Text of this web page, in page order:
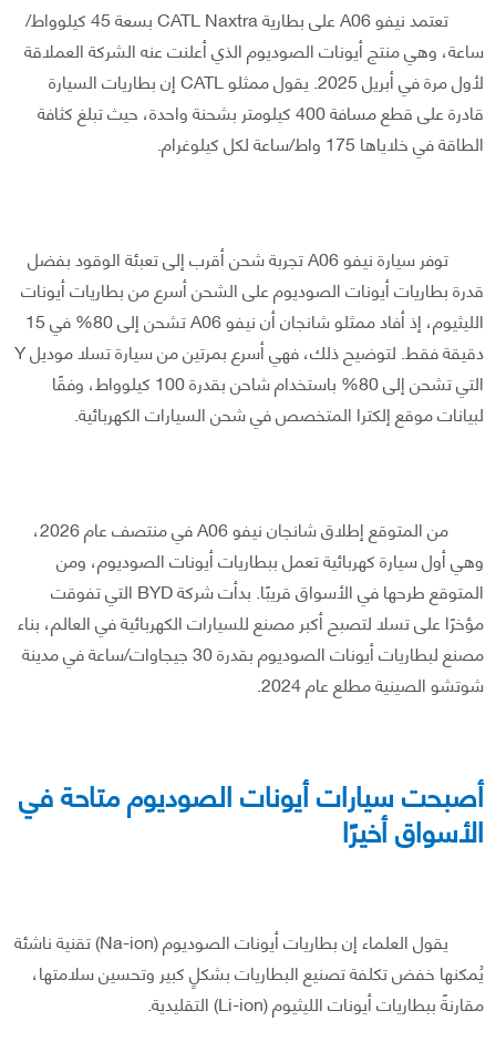
تعتمد نيفو A06 على بطارية CATL Naxtra بسعة 45 كيلوواط/
ساعة، وهي منتج أيونات الصوديوم الذي أعلنت عنه الشركة العملاقة
لأول مرة في أبريل 2025. يقول ممثلو CATL إن بطاريات السيارة
قادرة على قطع مسافة 400 كيلومتر بشحنة واحدة، حيث تبلغ كثافة
الطاقة في خلاياها 175 واط/ساعة لكل كيلوغرام.
توفر سيارة نيفو A06 تجربة شحن أقرب إلى تعبئة الوقود بفضل
قدرة بطاريات أيونات الصوديوم على الشحن أسرع من بطاريات أيونات
الليثيوم، إذ أفاد ممثلو شانجان أن نيفو A06 تشحن إلى 80% في 15
دقيقة فقط. لتوضيح ذلك، فهي أسرع بمرتين من سيارة تسلا موديل Y
التي تشحن إلى 80% باستخدام شاحن بقدرة 100 كيلوواط، وفقًا
لبيانات موقع إلكترا المتخصص في شحن السيارات الكهربائية.
من المتوقع إطلاق شانجان نيفو A06 في منتصف عام 2026،
وهي أول سيارة كهربائية تعمل ببطاريات أيونات الصوديوم، ومن
المتوقع طرحها في الأسواق قريبًا. بدأت شركة BYD التي تفوقت
مؤخرًا على تسلا لتصبح أكبر مصنع للسيارات الكهربائية في العالم، بناء
مصنع لبطاريات أيونات الصوديوم بقدرة 30 جيجاوات/ساعة في مدينة
شوتشو الصينية مطلع عام 2024.
أصبحت سيارات أيونات الصوديوم متاحة في
الأسواق أخيرًا
يقول العلماء إن بطاريات أيونات الصوديوم (Na-ion) تقنية ناشئة
يُمكنها خفض تكلفة تصنيع البطاريات بشكلٍ كبير وتحسين سلامتها،
مقارنةً ببطاريات أيونات الليثيوم (Li-ion) التقليدية.